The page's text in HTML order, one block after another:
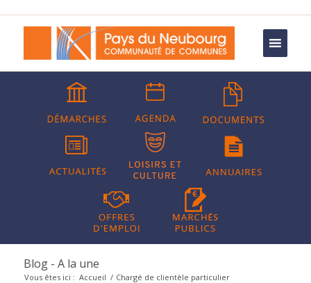
Blog - A la une
Vous êtes ici : Accueil / Chargé de clientèle particulier